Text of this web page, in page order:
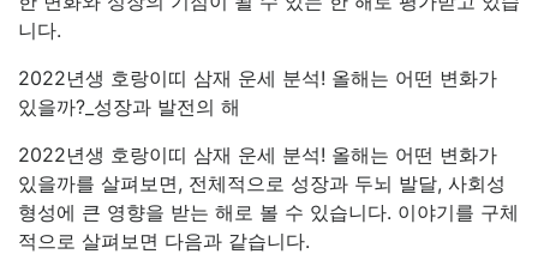
니다.
2022년생 호랑이띠 삼재 운세 분석! 올해는 어떤 변화가
있을까?_성장과 발전의 해
2022년생 호랑이띠 삼재 운세 분석! 올해는 어떤 변화가
있을까를 살펴보면, 전체적으로 성장과 두뇌 발달, 사회성
형성에 큰 영향을 받는 해로 볼 수 있습니다. 이야기를 구체
적으로 살펴보면 다음과 같습니다.